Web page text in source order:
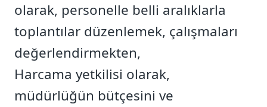
olarak, personelle belli aralıklarla
toplantılar düzenlemek, çalışmaları
değerlendirmekten,
Harcama yetkilisi olarak,
müdürlüğün bütçesini ve